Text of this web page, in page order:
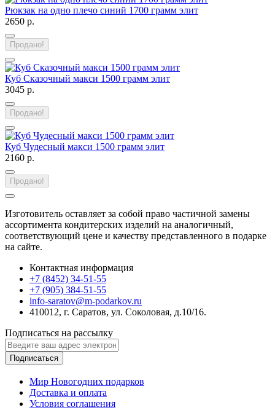
Рюкзак на одно плечо синий 1700 грамм элит
2650 р.
Продано!
Куб Сказочный макси 1500 грамм элит
3045 р.
Продано!
Куб Чудесный макси 1500 грамм элит
2160 р.
Продано!
Изготовитель оставляет за собой право частичной замены
ассортимента кондитерских изделий на аналогичный,
соответствующий цене и качеству представленного в подарке
на сайте.
Контактная информация
+7 (8452) 34-51-55
+7 (905) 384-51-55
info-saratov@m-podarkov.ru
410012, г. Саратов, ул. Соколовая, д.10/16.
Подписаться на рассылку
Подписаться
Мир Новогодних подарков
Доставка и оплата
Условия соглашения